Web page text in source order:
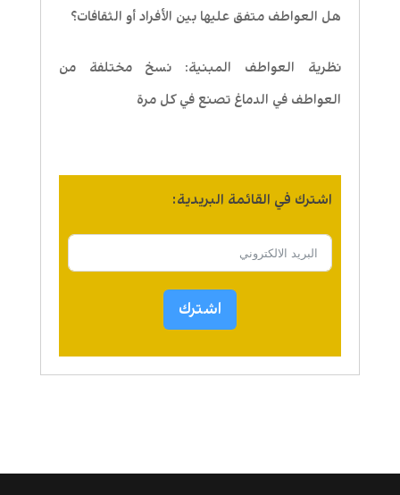
هل العواطف متفق عليها بين الأفراد أو الثقافات؟
نظرية العواطف المبنية: نسخ مختلفة من
العواطف في الدماغ تصنع في كل مرة
اشترك في القائمة البريدية:
اشترك